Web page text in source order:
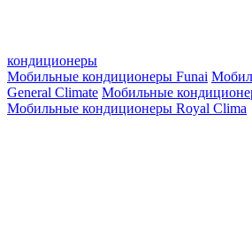
кондиционеры
Мобильные кондиционеры Funai
General Climate Мобильные
Мобильные кондиционеры Royal Clima